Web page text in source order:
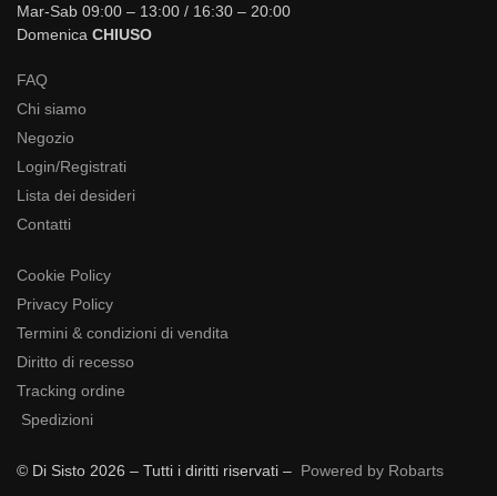
Mar-Sab 09:00 – 13:00 / 16:30 – 20:00
Domenica CHIUSO
FAQ
Chi siamo
Negozio
Login/Registrati
Lista dei desideri
Contatti
Cookie Policy
Privacy Policy
Termini & condizioni di vendita
Diritto di recesso
Tracking ordine
Spedizioni
© Di Sisto 2026 – Tutti i diritti riservati – Powered by Robarts